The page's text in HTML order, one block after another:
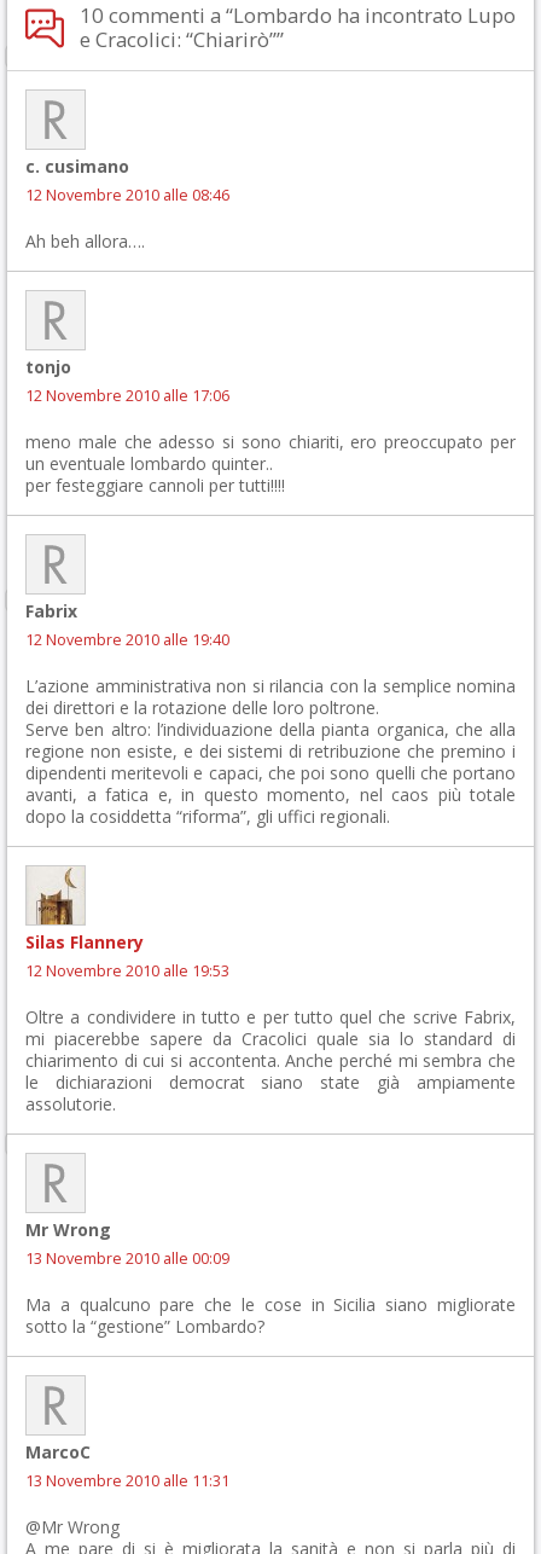
10 commenti a “Lombardo ha incontrato Lupo
e Cracolici: “Chiarirò””
c. cusimano
12 Novembre 2010 alle 08:46
Ah beh allora….
tonjo
12 Novembre 2010 alle 17:06
meno male che adesso si sono chiariti, ero preoccupato per
un eventuale lombardo quinter..
per festeggiare cannoli per tutti!!!!
Fabrix
12 Novembre 2010 alle 19:40
L’azione amministrativa non si rilancia con la semplice nomina
dei direttori e la rotazione delle loro poltrone.
Serve ben altro: l’individuazione della pianta organica, che alla
regione non esiste, e dei sistemi di retribuzione che premino i
dipendenti meritevoli e capaci, che poi sono quelli che portano
avanti, a fatica e, in questo momento, nel caos più totale
dopo la cosiddetta “riforma”, gli uffici regionali.
Silas Flannery
12 Novembre 2010 alle 19:53
Oltre a condividere in tutto e per tutto quel che scrive Fabrix,
mi piacerebbe sapere da Cracolici quale sia lo standard di
chiarimento di cui si accontenta. Anche perché mi sembra che
le dichiarazioni democrat siano state già ampiamente
assolutorie.
Mr Wrong
13 Novembre 2010 alle 00:09
Ma a qualcuno pare che le cose in Sicilia siano migliorate
sotto la “gestione” Lombardo?
MarcoC
13 Novembre 2010 alle 11:31
@Mr Wrong
A me pare di si è migliorata la sanità e non si parla più di